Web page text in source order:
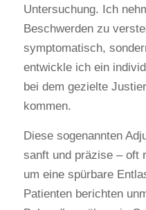
Untersuchung. Ich
Beschwerden zu
symptomatisch,
entwickle ich ein
bei dem gezielte
kommen.
Diese sogenannten
sanft und präzise – oft
um eine spürbare
Patienten berichten